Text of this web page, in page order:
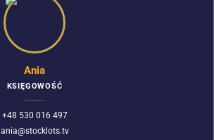
Ania
KSIĘGOWOŚĆ
+48 530 016 497
ania@stocklots.tv